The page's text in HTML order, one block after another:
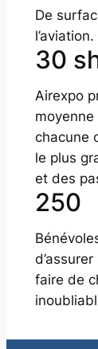
De
l’aviation.
30
Airexpo
chacune
le plus
et des
250
faire de